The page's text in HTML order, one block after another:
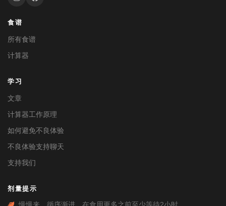
食谱
所有食谱
计算器
学习
文章
计算器工作原理
如何避免不良体验
不良体验支持聊天
支持我们
剂量提示